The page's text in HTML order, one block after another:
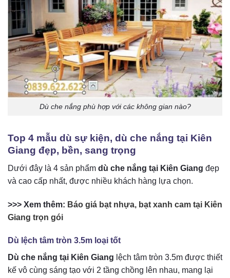
Dù che nắng phù hợp với các không gian nào?
Top 4 mẫu dù sự kiện, dù che nắng tại Kiên
Giang đẹp, bền, sang trọng
Dưới đây là 4 sản phẩm dù che nắng tại Kiên Giang đẹp
và cao cấp nhất, được nhiều khách hàng lựa chọn.
>>> Xem thêm: Báo giá bạt nhựa, bạt xanh cam tại Kiên
Giang trọn gói
Dù lệch tâm tròn 3.5m loại tốt
Dù che nắng tại Kiên Giang lệch tâm tròn 3.5m được thiết
kế vô cùng sáng tạo với 2 tầng chồng lên nhau, mang lại